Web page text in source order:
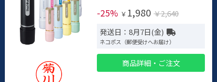
-25% ￥ 1,980 ￥2,640
発送日：8月7日(金)
ネコポス（郵便受けへお届け）
商品詳細・ご注文